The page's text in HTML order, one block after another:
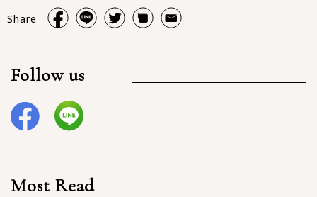
Share
Follow us
Most Read